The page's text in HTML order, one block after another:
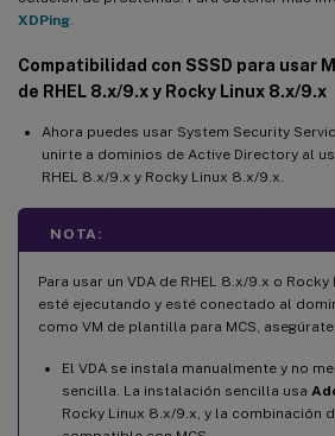
XDPing
Compatibilidad con SSSD para usar
de RHEL 8.x/9.x y Rocky Linux 8.x/9.x
Ahora puedes usar System Security
unirte a dominios de Active Directory al
RHEL 8.x/9.x y Rocky Linux 8.x/9.x.
NOTA:
Para usar un VDA de RHEL 8.x/9.x o
esté ejecutando y esté conectado al
como VM de plantilla para MCS,
El VDA se instala manualmente y no
sencilla. La instalación sencilla usa
Rocky Linux 8.x/9.x, y la combinación